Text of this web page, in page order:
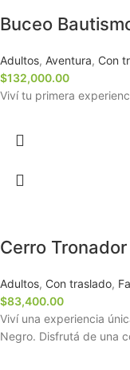
Buceo
Adultos, Aventura, Con
$132,000.00
Viví tu primera
Cerro
Adultos, Con traslado,
$83,400.00
Viví una experiencia
Negro. Disfrutá de una